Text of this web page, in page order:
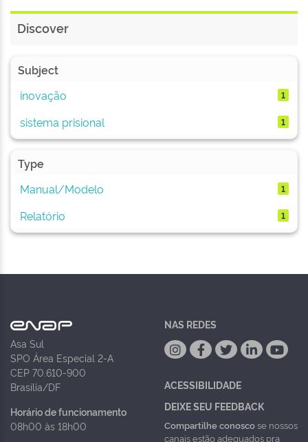
Discover
Subject
inovação
1
sistema prisional 1
Type
Manual/Modelo
1
Relatório 1
Asa Sul
SPO Área Especial 2-A
CEP 70.610-900
Brasília/DF
Horário de funcionamento
08h00 às 18h00
NAS REDES
ACESSIBILIDADE
DEIXE SEU FEEDBACK
Compartilhe conoscose nossos
canais estão adequados pra